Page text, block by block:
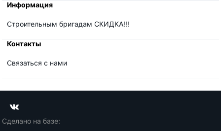
Информация
Строительным бригадам СКИДКА!!!
Контакты
Связаться с нами
Сделано на базе: